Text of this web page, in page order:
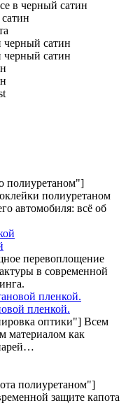
полиуретаном"]
полиуретаном
автомобиля: всё об
перевоплощение
в современной
пленкой.
оптики"] Всем
материалом как
полиуретаном"]
защите капота